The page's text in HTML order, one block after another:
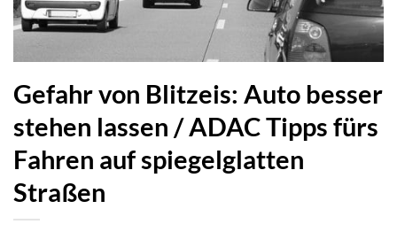
Gefahr von Blitzeis: Auto besser
stehen lassen / ADAC Tipps fürs
Fahren auf spiegelglatten
Straßen